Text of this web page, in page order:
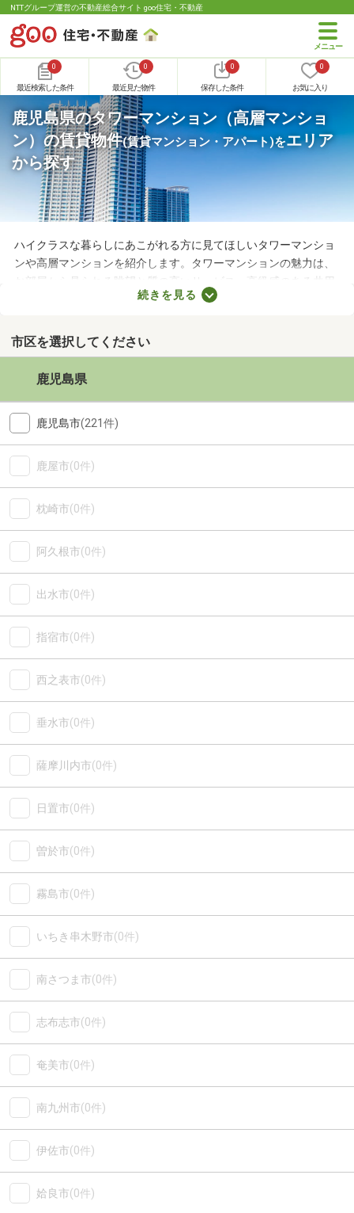
NTTグループ運営の不動産総合サイト goo住宅・不動産
0
最近検索した条件
0
最近見た物件
0
保存した条件
0
お気に入り
鹿児島県のタワーマンション（高層マンショ
ン）の賃貸物件(賃貸マンション・アパート)をエリア
から探す
ハイクラスな暮らしにあこがれる方に見てほしいタワーマンショ
ンや高層マンションを紹介します。タワーマンションの魅力は、
お部屋から見られる眺望と質の高いサービス。高級感のある共用
スペースやコンシェルジュサービスが付属しているので、豊かな
ョンから、気に入る物件を見つけてくださいね。
続きを見る
市区を選択してください
鹿児島県
鹿児島市(221件)
鹿屋市(0件)
枕崎市(0件)
阿久根市(0件)
出水市(0件)
指宿市(0件)
西之表市(0件)
垂水市(0件)
薩摩川内市(0件)
日置市(0件)
曽於市(0件)
霧島市(0件)
いちき串木野市(0件)
南さつま市(0件)
志布志市(0件)
奄美市(0件)
南九州市(0件)
伊佐市(0件)
姶良市(0件)